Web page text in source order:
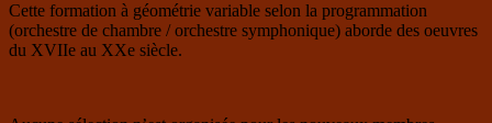
Cette formation à géométrie variable selon la programmation
(orchestre de chambre / orchestre symphonique) aborde des oeuvres
du XVIIe au XXe siècle.